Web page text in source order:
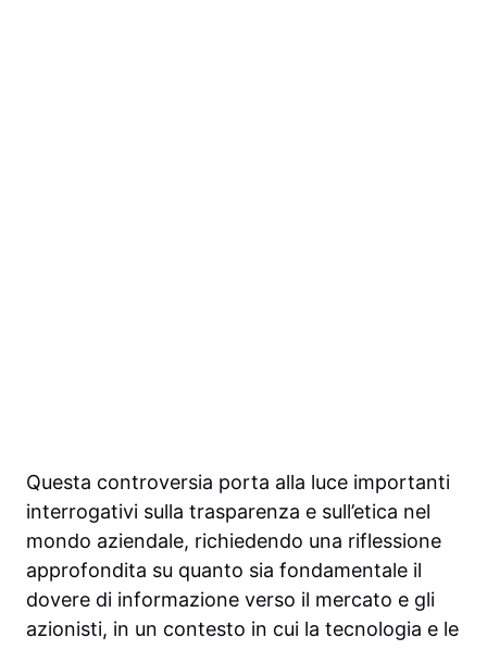
Questa controversia porta alla luce importanti
interrogativi sulla trasparenza e sull’etica nel
mondo aziendale, richiedendo una riflessione
approfondita su quanto sia fondamentale il
dovere di informazione verso il mercato e gli
azionisti, in un contesto in cui la tecnologia e le